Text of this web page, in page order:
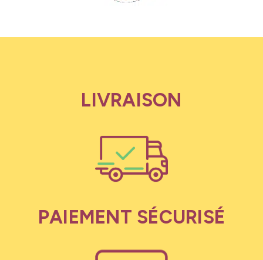
LIVRAISON
PAIEMENT SÉCURISÉ